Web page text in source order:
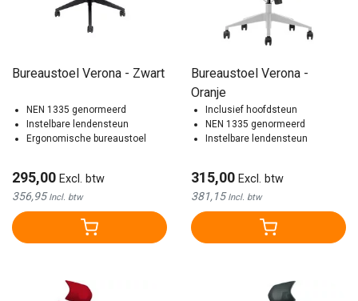
Bureaustoel Verona - Zwart
NEN 1335 genormeerd
Instelbare lendensteun
Ergonomische bureaustoel
295,00 Excl. btw
356,95Incl. btw
Bureaustoel Verona -
Oranje
Inclusief hoofdsteun
NEN 1335 genormeerd
Instelbare lendensteun
315,00 Excl. btw
381,15Incl. btw